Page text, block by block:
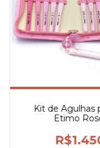
Kit de Agulhas
Etimo